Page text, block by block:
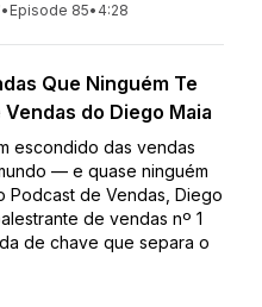
• Episode 85• 4:28
Que Ninguém Te
do Diego Maia
escondido das vendas
— e quase ninguém
Podcast de Vendas, Diego
de vendas nº 1
de chave que separa o